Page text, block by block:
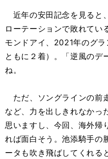
近年の安田記念を見ると
ローテーションで敗れて
モンドアイ、2021年のグ
ともに２着）。「逆風のデ
ね。
ただ、ソングラインの前
など、力を出しきれなかっ
思いますし、今回、海外帰
れば面白そう。池添騎手の
ータも吹き飛ばしてくれる